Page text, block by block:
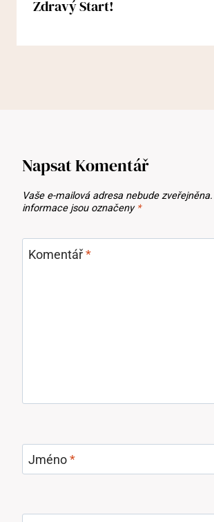
Zdravý Start!
Napsat Komentář
Vaše e-mailová adresa nebude zveřejněna.
informace jsou označeny *
Komentář*
Jméno*